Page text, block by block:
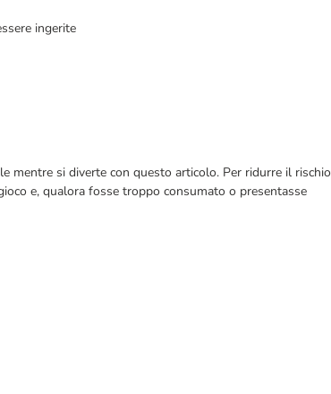
ingerite
mentre si diverte con questo articolo. Per ridurre il rischio
e, qualora fosse troppo consumato o presentasse